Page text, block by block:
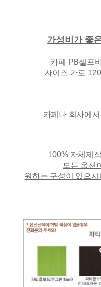
가성비가 좋
카페 PB셀프
사이즈 가로
카페나 회사에
100% 자체제
모든 옵션
원하는 구성이 있으